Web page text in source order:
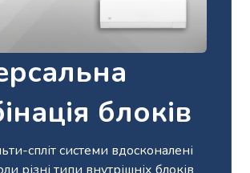
блоків
спліт системи вдосконалені